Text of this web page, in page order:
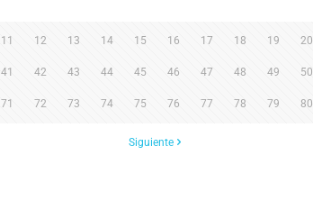
11 12 13 14 15 16 17 18 19 20
41 42 43 44 45 46 47 48 49 50
71 72 73 74 75 76 77 78 79 80
Siguiente